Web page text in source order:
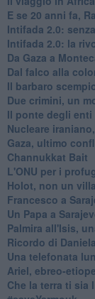
E se 20 anni fa,
Intifada 2.0:
Intifada 2.0: la
Da Gaza a
Dal falco alla
Il barbaro
Due crimini, un
Il ponte degli
Nucleare
Gaza, ultimo
Channukkat Bait
L'ONU per i
Holot, non un
Francesco a
Un Papa a
Palmira all'Isis,
Ricordo di
​Una telefonata
​Ariel, ebreo-
Che la terra ti sia